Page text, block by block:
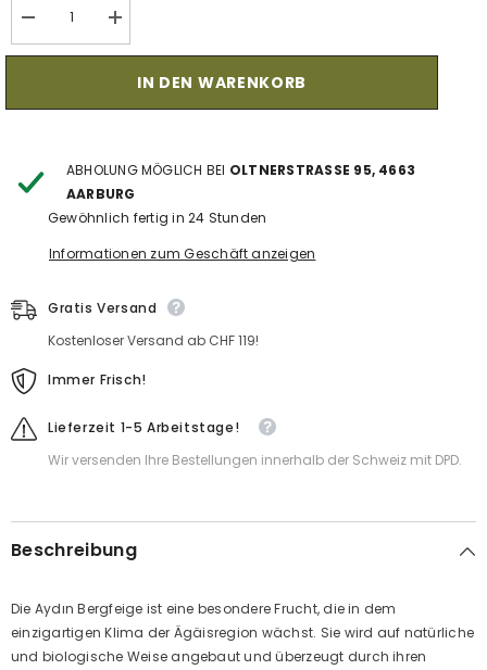
Verringerung
der
Menge
500g
Menge
erhöhen
für
Bergfeige
500g
•
IN DEN WARENKORB
ABHOLUNG MÖGLICH BEI OLTNERSTRASSE 95, 4663
AARBURG
Gewöhnlich fertig in 24 Stunden
Informationen zum Geschäft anzeigen
Gratis Versand
Kostenloser Versand ab CHF 119!
Immer Frisch!
Lieferzeit 1-5 Arbeitstage!
Wir versenden Ihre Bestellungen innerhalb der Schweiz mit DPD.
Beschreibung
Die Aydın Bergfeige ist eine besondere Frucht, die in dem
einzigartigen Klima der Ägäisregion wächst. Sie wird auf natürliche
und biologische Weise angebaut und überzeugt durch ihren